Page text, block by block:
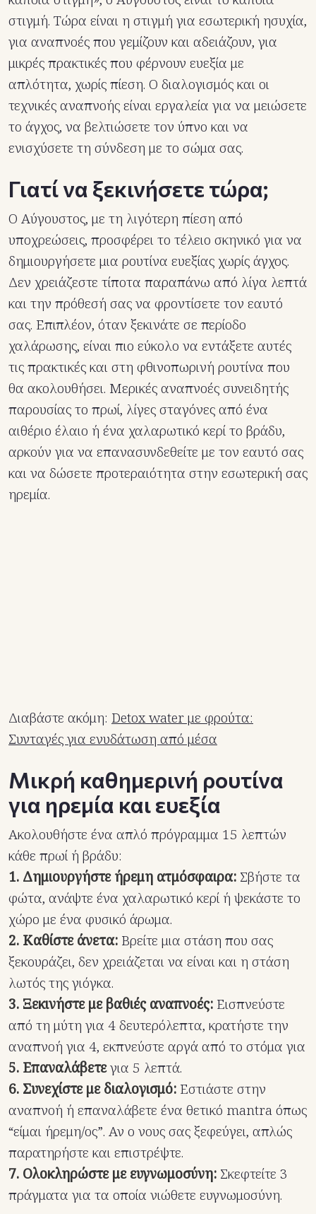
στιγμή. Τώρα είναι η στιγμή για εσωτερική ησυχία,
για αναπνοές που γεμίζουν και αδειάζουν, για
μικρές πρακτικές που φέρνουν ευεξία με
απλότητα, χωρίς πίεση. Ο διαλογισμός και οι
τεχνικές αναπνοής είναι εργαλεία για να μειώσετε
το άγχος, να βελτιώσετε τον ύπνο και να
ενισχύσετε τη σύνδεση με το σώμα σας.
Γιατί να ξεκινήσετε τώρα;
Ο Αύγουστος, με τη λιγότερη πίεση από
υποχρεώσεις, προσφέρει το τέλειο σκηνικό για να
δημιουργήσετε μια ρουτίνα ευεξίας χωρίς άγχος.
Δεν χρειάζεστε τίποτα παραπάνω από λίγα λεπτά
και την πρόθεσή σας να φροντίσετε τον εαυτό
σας. Επιπλέον, όταν ξεκινάτε σε περίοδο
χαλάρωσης, είναι πιο εύκολο να εντάξετε αυτές
τις πρακτικές και στη φθινοπωρινή ρουτίνα που
θα ακολουθήσει. Μερικές αναπνοές συνειδητής
παρουσίας το πρωί, λίγες σταγόνες από ένα
αιθέριο έλαιο ή ένα χαλαρωτικό κερί το βράδυ,
αρκούν για να επανασυνδεθείτε με τον εαυτό σας
και να δώσετε προτεραιότητα στην εσωτερική σας
ηρεμία.
Διαβάστε ακόμη: Detox water με φρούτα:
Συνταγές για ενυδάτωση από μέσα
Μικρή καθημερινή ρουτίνα
για ηρεμία και ευεξία
Ακολουθήστε ένα απλό πρόγραμμα 15 λεπτών
κάθε πρωί ή βράδυ:
1. Δημιουργήστε ήρεμη ατμόσφαιρα: Σβήστε τα
φώτα, ανάψτε ένα χαλαρωτικό κερί ή ψεκάστε το
χώρο με ένα φυσικό άρωμα.
2. Καθίστε άνετα: Βρείτε μια στάση που σας
ξεκουράζει, δεν χρειάζεται να είναι και η στάση
λωτός της γιόγκα.
3. Ξεκινήστε με βαθιές αναπνοές: Εισπνεύστε
από τη μύτη για 4 δευτερόλεπτα, κρατήστε την
αναπνοή για 4, εκπνεύστε αργά από το στόμα για
5. Επαναλάβετεγια 5 λεπτά.
6. Συνεχίστε με διαλογισμό: Εστιάστε στην
αναπνοή ή επαναλάβετε ένα θετικό mantra όπως
“είμαι ήρεμη/ος”. Αν ο νους σας ξεφεύγει, απλώς
παρατηρήστε και επιστρέψτε.
7. Ολοκληρώστε με ευγνωμοσύνη: Σκεφτείτε 3
πράγματα για τα οποία νιώθετε ευγνωμοσύνη.